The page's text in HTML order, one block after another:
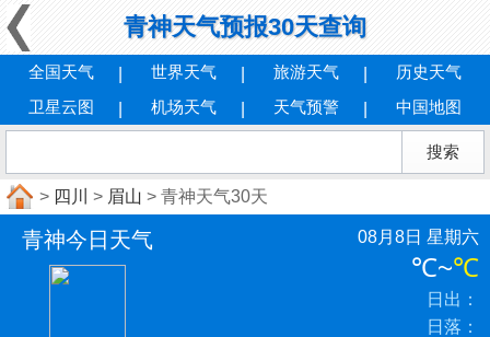
青神天气预报30天查询
全国天气 世界天气 旅游天气
历史天气
卫星云图
机场天气 天气预警 中国地图
> 四川 > 眉山 > 青神天气30天
青神今日天气 08月8日 星期六
℃~℃
日出：
日落：